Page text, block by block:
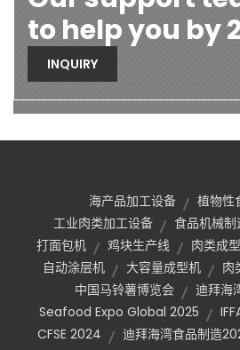
to help you by
INQUIRY
海产品加工设备
植物性
工业肉类加工设备
食品机械制
打面包机
鸡块生产线 肉类成
自动涂层机
大容量成型机 肉
中国马铃薯博览会
迪拜海
Seafood Expo Global 2025
CFSE 2024
迪拜海湾食品制造